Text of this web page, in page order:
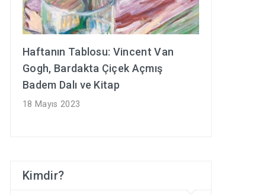
Haftanın Tablosu: Vincent Van
Gogh, Bardakta Çiçek Açmış
Badem Dalı ve Kitap
18 Mayıs 2023
Kimdir?